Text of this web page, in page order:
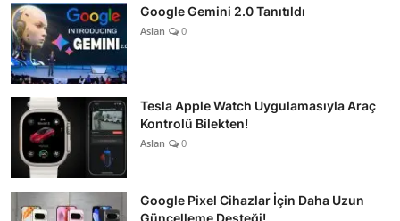
Google Gemini 2.0 Tanıtıldı
Aslan 0
Tesla Apple Watch Uygulamasıyla Araç
Kontrolü Bilekten!
Aslan 0
Google Pixel Cihazlar İçin Daha Uzun